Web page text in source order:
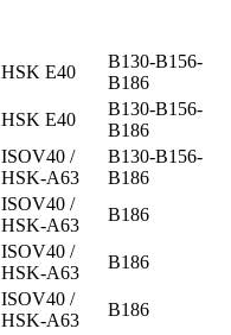
HSK E40
B130-B156-
B186
HSK E40
B130-B156-
B186
ISOV40 /
HSK-A63
B130-B156-
B186
ISOV40 /
HSK-A63
B186
ISOV40 /
HSK-A63
B186
ISOV40 /
HSK-A63
B186